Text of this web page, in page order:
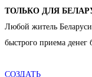
ТОЛЬКО ДЛЯ
Любой житель
быстрого приема
СОЗДАТЬ